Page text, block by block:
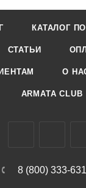
КАТАЛОГ
СТАТЬИ
О
ARMATA CLUB
8 (800) 333-